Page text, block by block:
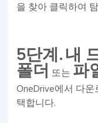
을 찾아 클릭하여
5단계. 내
폴더
또는 파
OneDrive에서 다운
택합니다.